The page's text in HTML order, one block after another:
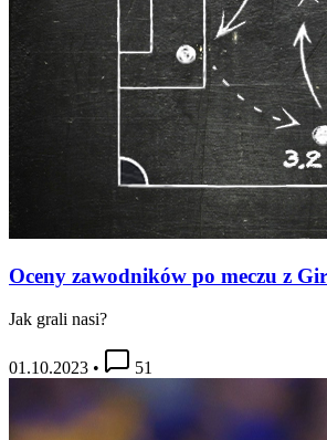
Oceny zawodników po meczu z
Jak grali nasi?
01.10.2023 • 51